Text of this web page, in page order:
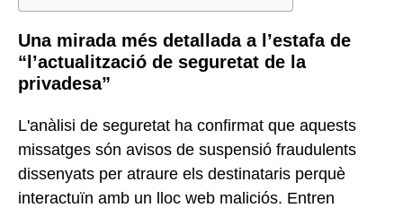
Una mirada més detallada a l’estafa de
“l’actualització de seguretat de la
privadesa”
L'anàlisi de seguretat ha confirmat que aquests
missatges són avisos de suspensió fraudulents
dissenyats per atraure els destinataris perquè
interactuïn amb un lloc web maliciós. Entren